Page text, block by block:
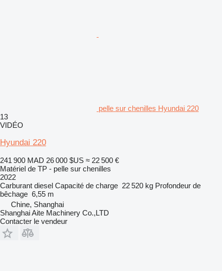
pelle sur chenilles Hyundai 220
13
VIDÉO
Hyundai 220
241 900 MAD 26 000 $US ≈ 22 500 €
Matériel de TP - pelle sur chenilles
2022
Carburant diesel Capacité de charge 22 520 kg Profondeur de
bêchage 6,55 m
Chine, Shanghai
Shanghai Aite Machinery Co.,LTD
Contacter le vendeur